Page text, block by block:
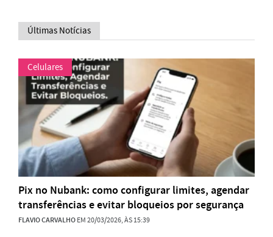
Últimas Notícias
Celulares
Pix no Nubank: como configurar limites, agendar
transferências e evitar bloqueios por segurança
FLAVIO CARVALHOEM 20/03/2026, ÀS 15:39